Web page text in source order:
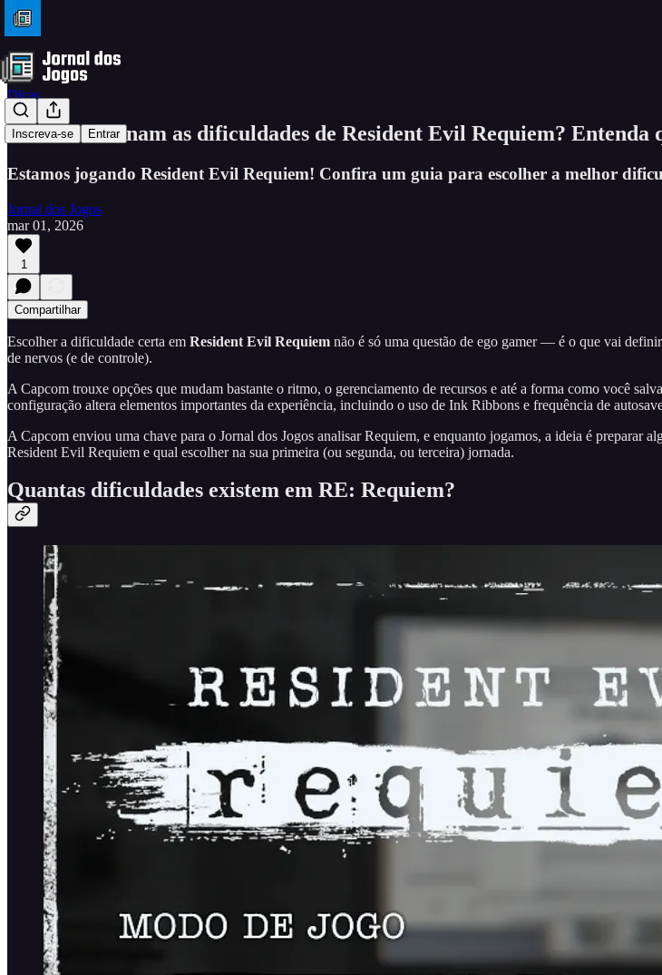
Inscreva-se Entrar
Dicas
Como funcionam as dificuldades de Resident Evil Requiem? Entenda
Estamos jogando Resident Evil Requiem! Confira um guia para escolher a melhor
Jornal dos Jogos
mar 01, 2026
1
Compartilhar
Escolher a dificuldade certa em Resident Evil Requiem não é só uma questão de ego gamer — é o que vai
de nervos (e de controle).
A Capcom trouxe opções que mudam bastante o ritmo, o gerenciamento de recursos e até a forma como você
configuração altera elementos importantes da experiência, incluindo o uso de Ink Ribbons e frequência de
A Capcom enviou uma chave para o Jornal dos Jogos analisar Requiem, e enquanto jogamos, a ideia é
Resident Evil Requiem e qual escolher na sua primeira (ou segunda, ou terceira) jornada.
Quantas dificuldades existem em RE: Requiem?